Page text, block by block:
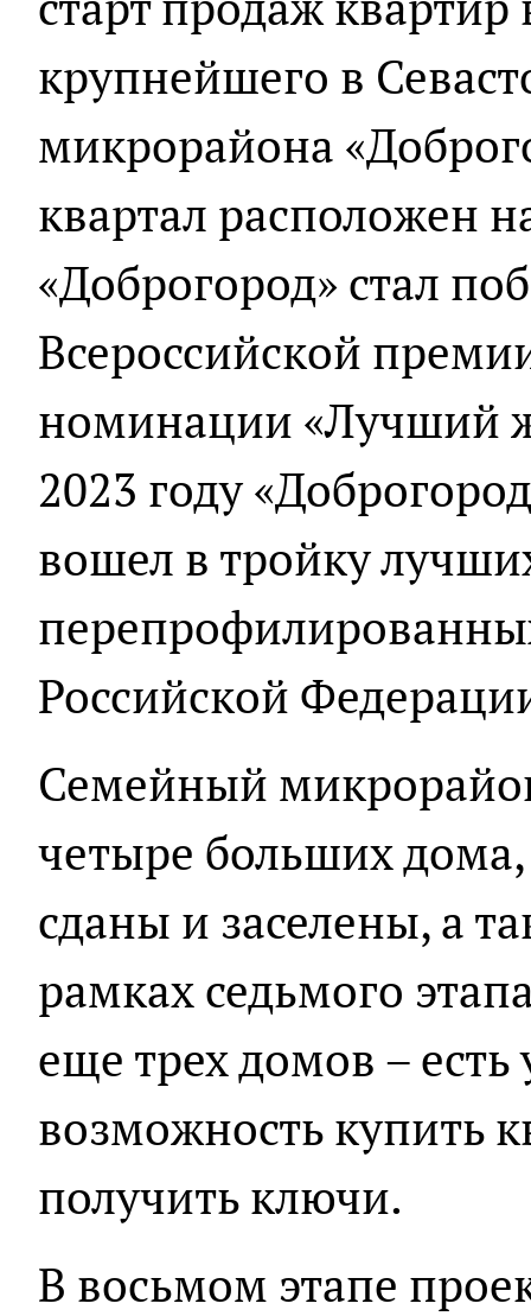
крупнейшего в
микрорайона
квартал расположен
«Доброгород» стал
Всероссийской
номинации «Лучший
2023 году
вошел в тройку
Российской
Семейный
четыре больших
сданы и заселены, а
рамках седьмого
еще трех домов – есть
возможность купить
получить ключи.
В восьмом этапе